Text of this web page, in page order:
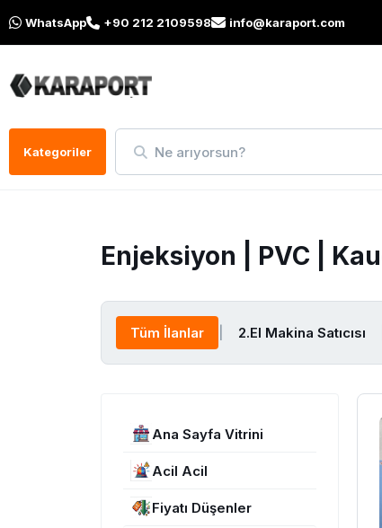
WhatsApp +90 212 2109598 info@karaport.com
Kategoriler Ne arıyorsun?
Enjeksiyon | PVC |
Tüm İlanlar 2.El Makina Satıcısı
Ana Sayfa Vitrini
Acil Acil
Fiyatı Düşenler